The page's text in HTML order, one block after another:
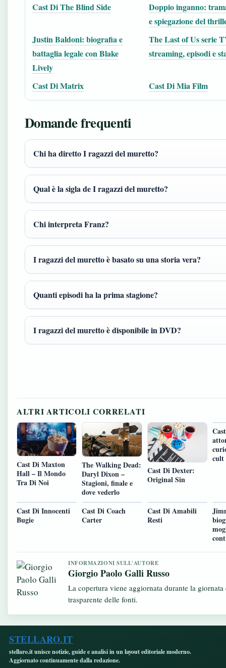
Cast Di The Blind Side
Doppio inganno:
e spiegazione del
Justin Baldoni: biografia e
battaglia legale con Blake
Lively
The Last of Us serie
streaming, episodi e
Cast Di Matrix Cast Di Mia Film
Domande frequenti
Chi ha diretto I ragazzi del muretto?
Qual è la sigla de I ragazzi del muretto?
Chi interpreta Franz?
I ragazzi del muretto è basato su una storia vera?
Quanti episodi ha la prima stagione?
I ragazzi del muretto è disponibile in DVD?
ALTRI ARTICOLI CORRELATI
Cast Di Maxton
Hall – Il Mondo
Tra Di Noi
The Walking Dead:
Daryl Dixon –
Stagioni, finale e
dove vederlo
Cast Di Dexter:
Original Sin
cult
Cast Di Innocenti
Bugie
Cast Di Coach
Carter
Cast Di Amabili
Resti
INFORMAZIONI SULL'AUTORE
Giorgio Paolo Galli Russo
La copertura viene aggiornata durante la
trasparente delle fonti.
STELLARO.IT
stellaro.it unisce notizie, guide e analisi in un layout editoriale moderno.
Aggiornato continuamente dalla redazione.